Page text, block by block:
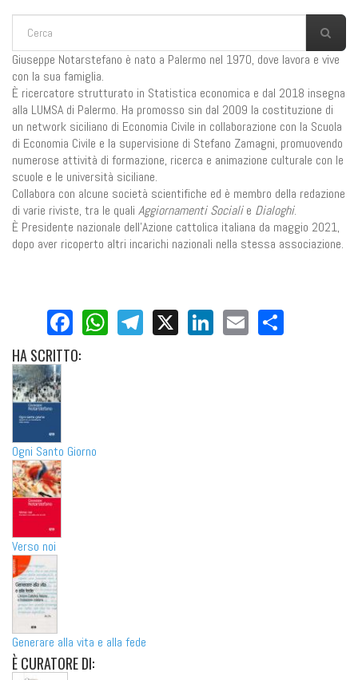
FORM DI RICERCA
Giuseppe Notarstefano è nato a Palermo nel 1970, dove lavora e vive
con la sua famiglia.
È ricercatore strutturato in Statistica economica e dal 2018 insegna
alla LUMSA di Palermo. Ha promosso sin dal 2009 la costituzione di
un network siciliano di Economia Civile in collaborazione con la Scuola
di Economia Civile e la supervisione di Stefano Zamagni, promuovendo
numerose attività di formazione, ricerca e animazione culturale con le
scuole e le università siciliane.
Collabora con alcune società scientifiche ed è membro della redazione
di varie riviste, tra le quali Aggiornamenti Socialie Dialoghi.
È Presidente nazionale dell'Azione cattolica italiana da maggio 2021,
dopo aver ricoperto altri incarichi nazionali nella stessa associazione.
Facebook
WhatsApp
Telegram
X LinkedIn
Email
HASCRITTO:
Ogni Santo Giorno
Verso noi
Generare alla vita e alla fede
ÈCURATORE DI: